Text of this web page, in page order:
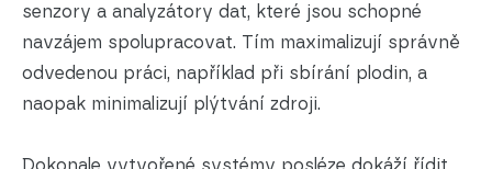
senzory a analyzátory dat, které jsou schopné
navzájem spolupracovat. Tím maximalizují správně
odvedenou práci, například při sbírání plodin, a
naopak minimalizují plýtvání zdroji.